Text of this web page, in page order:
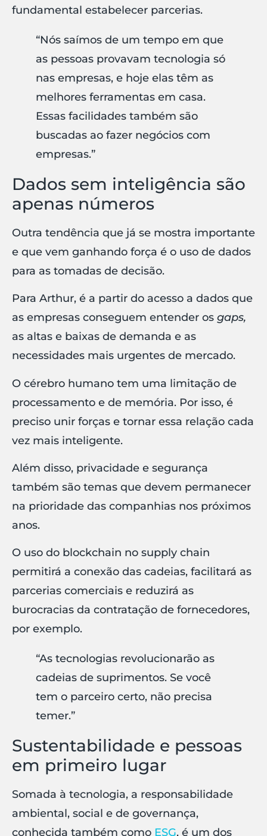
fundamental estabelecer parcerias.
“Nós saímos de um tempo em que
as pessoas provavam tecnologia só
nas empresas, e hoje elas têm as
melhores ferramentas em casa.
Essas facilidades também são
buscadas ao fazer negócios com
empresas.”
Dados sem inteligência são
apenas números
Outra tendência que já se mostra importante
e que vem ganhando força é o uso de dados
para as tomadas de decisão.
Para Arthur, é a partir do acesso a dados que
as empresas conseguem entender os gaps,
as altas e baixas de demanda e as
necessidades mais urgentes de mercado.
O cérebro humano tem uma limitação de
processamento e de memória. Por isso, é
preciso unir forças e tornar essa relação cada
vez mais inteligente.
Além disso, privacidade e segurança
também são temas que devem permanecer
na prioridade das companhias nos próximos
anos.
O uso do blockchain no supply chain
permitirá a conexão das cadeias, facilitará as
parcerias comerciais e reduzirá as
burocracias da contratação de fornecedores,
por exemplo.
“As tecnologias revolucionarão as
cadeias de suprimentos. Se você
tem o parceiro certo, não precisa
temer.”
Sustentabilidade e pessoas
em primeiro lugar
Somada à tecnologia, a responsabilidade
ambiental, social e de governança,
conhecida também como ESG, é um dos